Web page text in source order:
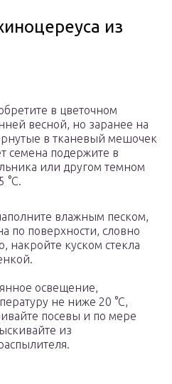
из
в цветочном
весной, но заранее на
в тканевый мешочек
семена подержите в
или другом темном
°C.
влажным песком,
по поверхности, словно
накройте куском стекла
освещение,
не ниже 20 °C,
посевы и по мере
из